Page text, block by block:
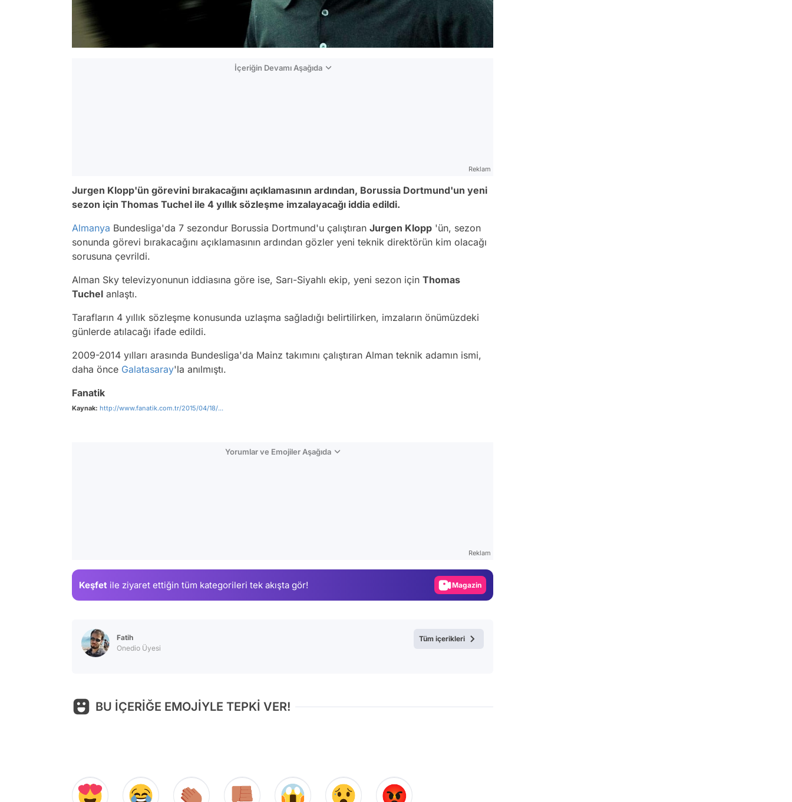
İçeriğin Devamı Aşağıda
Reklam
Jurgen Klopp'ün görevini bırakacağını açıklamasının ardından, Borussia Dortmund'un yeni
sezon için Thomas Tuchel ile 4 yıllık sözleşme imzalayacağı iddia edildi.
Almanya Bundesliga'da 7 sezondur Borussia Dortmund'u çalıştıran Jurgen Klopp 'ün, sezon
sonunda görevi bırakacağını açıklamasının ardından gözler yeni teknik direktörün kim olacağı
sorusuna çevrildi.
Alman Sky televizyonunun iddiasına göre ise, Sarı-Siyahlı ekip, yeni sezon için Thomas
Tuchel anlaştı.
Tarafların 4 yıllık sözleşme konusunda uzlaşma sağladığı belirtilirken, imzaların önümüzdeki
günlerde atılacağı ifade edildi.
2009-2014 yılları arasında Bundesliga'da Mainz takımını çalıştıran Alman teknik adamın ismi,
daha önce Galatasaray'la anılmıştı.
Fanatik
Kaynak: http://www.fanatik.com.tr/2015/04/18/...
Yorumlar ve Emojiler Aşağıda
Reklam
Keşfet ile ziyaret ettiğin tüm kategorileri tek akışta gör! Magazin
Fatih
Onedio Üyesi
Tüm içerikleri
BU İÇERİĞE EMOJİYLE TEPKİ VER!